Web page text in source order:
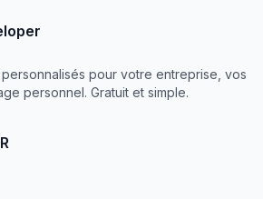
pour votre entreprise, vos
personnel. Gratuit et simple.